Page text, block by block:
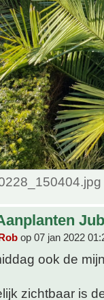
op 07 jan 2022
ook de
zichtbaar is